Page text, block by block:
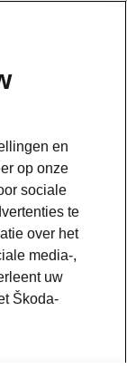
en
op onze
sociale
te
over het
media-,
uw
Škoda-